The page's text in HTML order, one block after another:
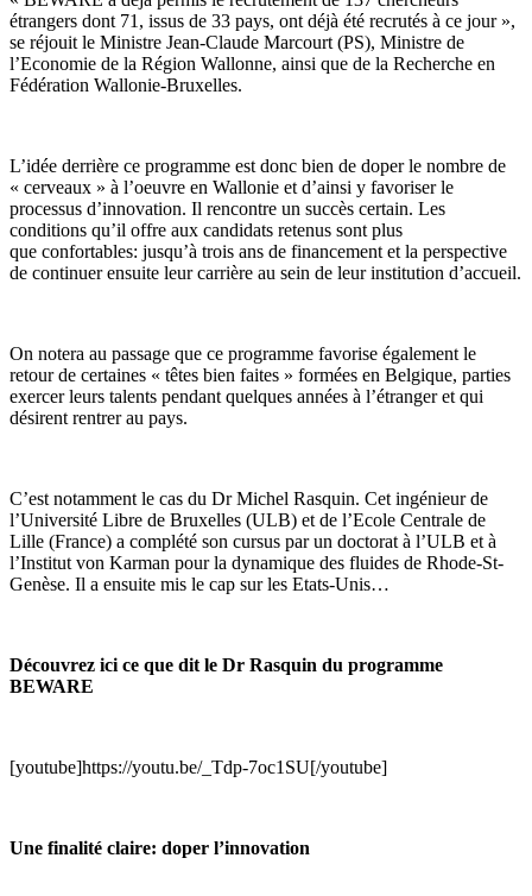
étrangers dont 71, issus de 33 pays, ont déjà été recrutés à ce jour »,
se réjouit le Ministre Jean-Claude Marcourt (PS), Ministre de
l’Economie de la Région Wallonne, ainsi que de la Recherche en
Fédération Wallonie-Bruxelles.
L’idée derrière ce programme est donc bien de doper le nombre de
« cerveaux » à l’oeuvre en Wallonie et d’ainsi y favoriser le
processus d’innovation. Il rencontre un succès certain. Les
conditions qu’il offre aux candidats retenus sont plus
que confortables: jusqu’à trois ans de financement et la perspective
de continuer ensuite leur carrière au sein de leur institution d’accueil.
On notera au passage que ce programme favorise également le
retour de certaines « têtes bien faites » formées en Belgique, parties
exercer leurs talents pendant quelques années à l’étranger et qui
désirent rentrer au pays.
C’est notamment le cas du Dr Michel Rasquin. Cet ingénieur de
l’Université Libre de Bruxelles (ULB) et de l’Ecole Centrale de
Lille (France) a complété son cursus par un doctorat à l’ULB et à
l’Institut von Karman pour la dynamique des fluides de Rhode-St-
Genèse. Il a ensuite mis le cap sur les Etats-Unis…
Découvrez ici ce que dit le Dr Rasquin du programme
BEWARE
[youtube]https://youtu.be/_Tdp-7oc1SU[/youtube]
Une finalité claire: doper l’innovation